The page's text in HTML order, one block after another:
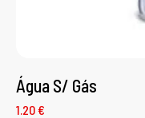
Água S/ Gás
1.20 €